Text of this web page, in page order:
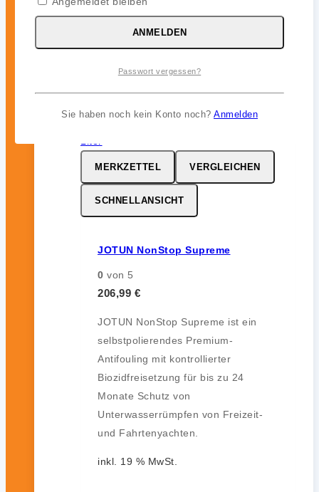
zuverlässigen Bewuchsschutz (bis zu
12 Monate) im Unterwasserbereich.
inkl. 19 % MwSt.
MERKZETTEL VERGLEICHEN
SCHNELLANSICHT
JOTUN NonStop Supreme
0 von 5
206,99 €
JOTUN NonStop Supreme ist ein
selbstpolierendes Premium-
Antifouling mit kontrollierter
Biozidfreisetzung für bis zu 24
Monate Schutz von
Unterwasserrümpfen von Freizeit-
und Fahrtenyachten.
inkl. 19 % MwSt.
ANMELDEN
Passwort vergessen?
Sie haben noch kein Konto noch? Anmelden